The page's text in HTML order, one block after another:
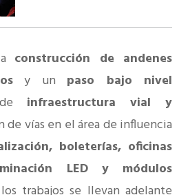
construcción de andenes
y un paso bajo nivel
infraestructura vial y
de vías en el área de influencia
boleterías, oficinas
LED y módulos